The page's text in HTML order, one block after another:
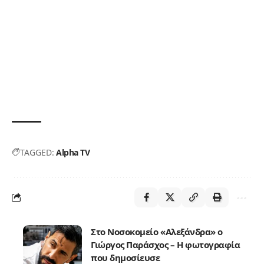
TAGGED: Alpha TV
Στο Νοσοκομείο «Αλεξάνδρα» ο
Γιώργος Παράσχος – Η φωτογραφία
που δημοσίευσε